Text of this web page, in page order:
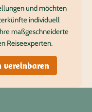
und möchten
individuell
maßgeschneiderte
Reiseexperten.
vereinbaren